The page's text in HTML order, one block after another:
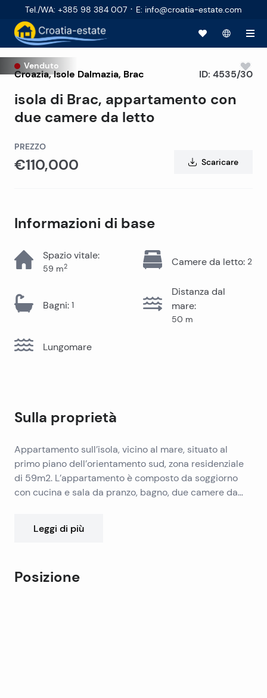
Tel./WA: +385 98 384 007 · E: info@croatia-estate.com
Venduto
Croazia,Isole Dalmazia, Brac
isola di Brac, appartamento con
due camere da letto
ID: 4535/30
PREZZO
€110,000 Scaricare
Informazioni di base
Spazio vitale:
59 m2 Camere da letto: 2
Bagni: 1
Distanza dal
mare:
50 m
Lungomare
Sulla proprietà
Appartamento sull’isola, vicino al mare, situato al
primo piano dell’orientamento sud, zona residenziale
di 59m2. L’appartamento è composto da soggiorno
con cucina e sala da pranzo, bagno, due camere da
Leggi di più
Posizione